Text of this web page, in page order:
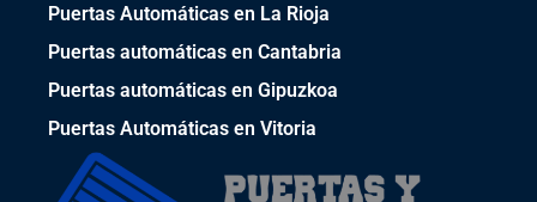
Puertas Automáticas en La Rioja
Puertas automáticas en Cantabria
Puertas automáticas en Gipuzkoa
Puertas Automáticas en Vitoria